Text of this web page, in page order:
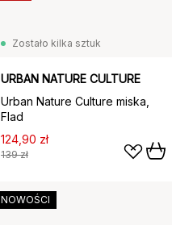
Zostało kilka sztuk
URBAN NATURE CULTURE
Urban Nature Culture miska,
Flad
124,90 zł
139 zł
NOWOŚCI